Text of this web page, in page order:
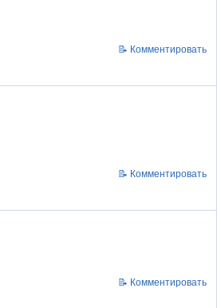
📝 Комментировать
📝 Комментировать
📝 Комментировать